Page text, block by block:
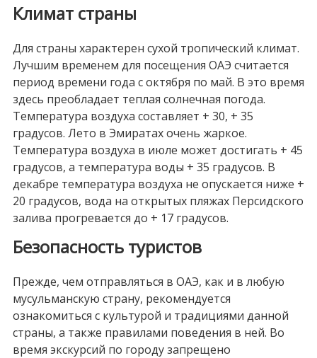
Климат страны
Для страны характерен сухой тропический климат.
Лучшим временем для посещения ОАЭ считается
период времени года с октября по май. В это время
здесь преобладает теплая солнечная погода.
Температура воздуха составляет + 30, + 35
градусов. Лето в Эмиратах очень жаркое.
Температура воздуха в июле может достигать + 45
градусов, а температура воды + 35 градусов. В
декабре температура воздуха не опускается ниже +
20 градусов, вода на открытых пляжах Персидского
залива прогревается до + 17 градусов.
Безопасность туристов
Прежде, чем отправляться в ОАЭ, как и в любую
мусульманскую страну, рекомендуется
ознакомиться с культурой и традициями данной
страны, а также правилами поведения в ней. Во
время экскурсий по городу запрещено